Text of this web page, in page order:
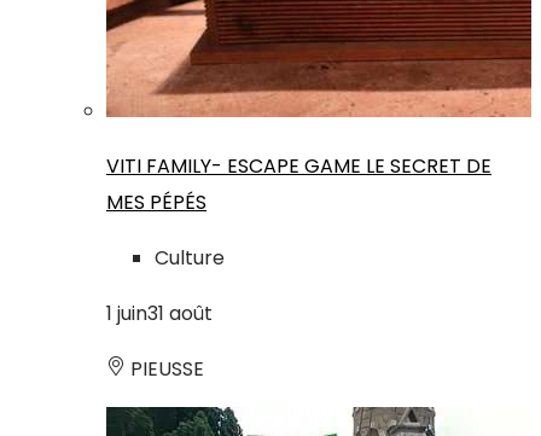
VITI FAMILY- ESCAPE GAME LE SECRET DE
MES PÉPÉS
Culture
1 juin31 août
PIEUSSE